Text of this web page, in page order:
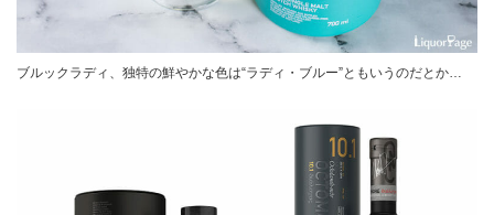
ブルックラディ、独特の鮮やかな色は“ラディ・ブルー”ともいうのだとか…